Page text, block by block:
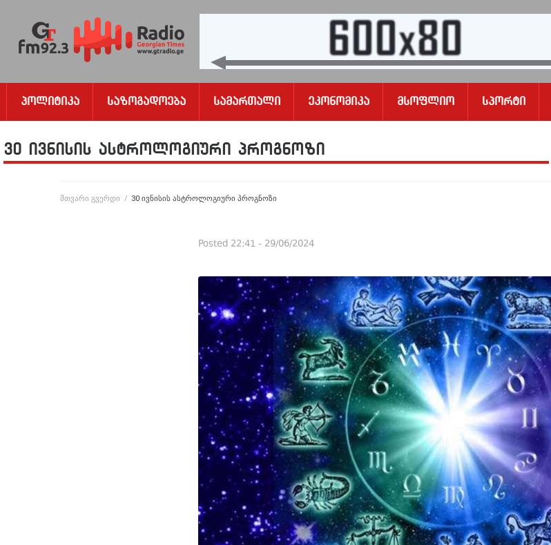
Პოლიტიკა Საზოგადოება Სამართალი Ეკონომიკა Მსოფლიო Სპორტი
30 ივნისის ასტროლოგიური პროგნოზი
მთვარი გვერდი / 30 ივნისის ასტროლოგიური პროგნოზი
Posted 22:41 - 29/06/2024